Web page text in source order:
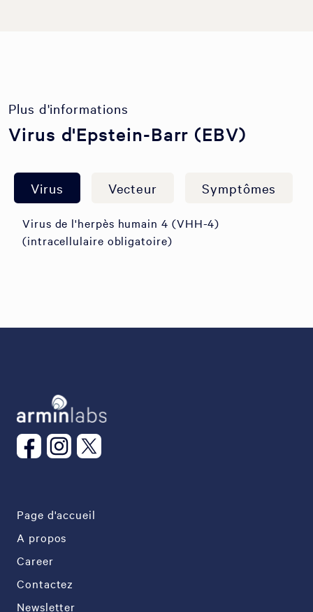
Plus d'informations
Virus d'Epstein-Barr (EBV)
Virus Vecteur Symptômes
Virus de l'herpès humain 4 (VHH-4)
(intracellulaire obligatoire)
Page d'accueil
A propos
Career
Contactez
Newsletter